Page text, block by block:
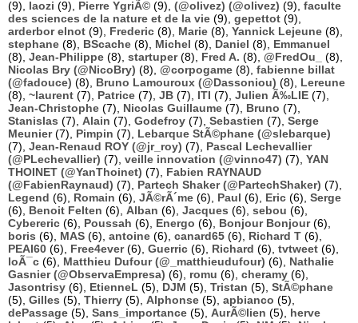
(9), laozi (9), Pierre YgriÃ© (9), (@olivez) (@olivez) (9), faculte
des sciences de la nature et de la vie (9), gepettot (9),
arderbor elnot (9), Frederic (8), Marie (8), Yannick Lejeune (8),
stephane (8), BScache (8), Michel (8), Daniel (8), Emmanuel
(8), Jean-Philippe (8), startuper(8), Fred A. (8), @FredOu_
(8),
Nicolas Bry (@NicoBry) (8), @corpogame (8), fabienne billat
(@fadouce) (8), Bruno Lamouroux (@Dassoniou) (8), Lereune
(8), ~laurent (7), Patrice (7), JB (7), ITI (7), Julien Ã‰LIE (7),
Jean-Christophe (7), Nicolas Guillaume (7), Bruno (7),
Stanislas (7), Alain (7), Godefroy (7), Sebastien (7), Serge
Meunier(7), Pimpin (7), Lebarque StÃ©phane (@slebarque)
(7), Jean-Renaud ROY (@jr_roy) (7), Pascal Lechevallier
(@PLechevallier) (7), veille innovation (@vinno47) (7), YAN
THOINET (@YanThoinet) (7), Fabien RAYNAUD
(@FabienRaynaud) (7), Partech Shaker (@PartechShaker) (7),
Legend (6), Romain (6), JÃ©rÃ´me (6), Paul (6), Eric (6), Serge
(6), Benoit Felten (6), Alban (6), Jacques (6), sebou (6),
Cybereric (6), Poussah (6), Energo (6), Bonjour Bonjour(6),
boris (6), MAS (6), antoine (6), canard65 (6), Richard T (6),
PEAI60 (6), Free4ever(6), Guerric (6), Richard (6), tvtweet (6),
loÃ¯c (6), Matthieu Dufour (@_matthieudufour) (6), Nathalie
Gasnier (@ObservaEmpresa) (6), romu (6), cheramy (6),
Jasontrisy (6), EtienneL (5), DJM (5), Tristan (5), StÃ©phane
(5), Gilles (5), Thierry (5), Alphonse (5), apbianco (5),
dePassage (5), Sans_importance (5), AurÃ©lien (5), herve